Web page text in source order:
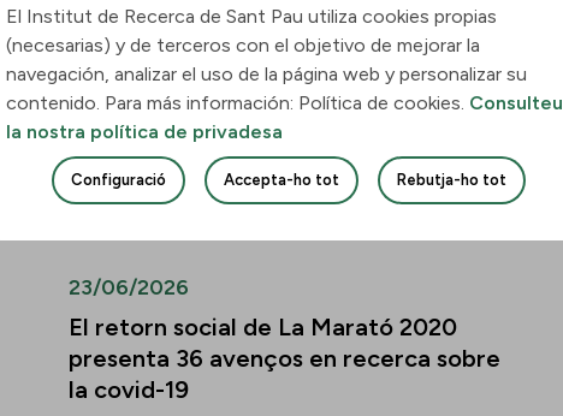
30/06/2026
Descobreixen com la leucèmia
mieloide aguda envaeix el pulmó i
quines vies podrien frenar-ne la
infiltració
Llegir la notícia
23/06/2026
El retorn social de La Marató 2020
presenta 36 avenços en recerca sobre
la covid-19
El Institut de Recerca de Sant Pau utiliza cookies propias
(necesarias) y de terceros con el objetivo de mejorar la
navegación, analizar el uso de la página web y personalizar su
contenido. Para más información: Política de cookies. Consulteu
la nostra política de privadesa
Configuració Accepta-ho tot Rebutja-ho tot